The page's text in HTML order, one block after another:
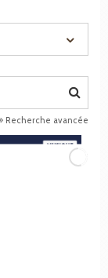
Recherche avancée